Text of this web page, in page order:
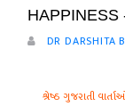
HAPPINESS
DR DARSHITA
શ્રેષ્ઠ ગુજરાતી